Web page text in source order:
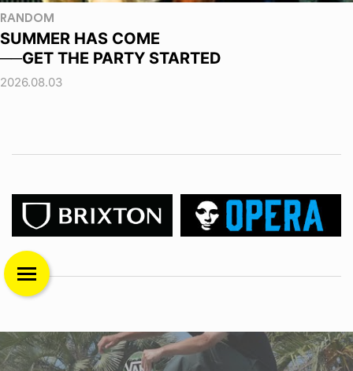
RANDOM
SUMMER HAS COME
──GET THE PARTY STARTED
2026.08.03